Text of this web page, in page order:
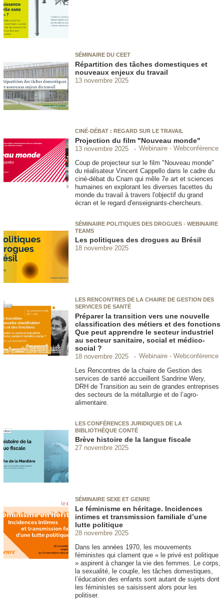
SÉMINAIRE DU CEET
Répartition des tâches domestiques et
nouveaux enjeux du travail
13 novembre 2025
CINÉ-DÉBAT : REGARD SUR LE TRAVAIL
Projection du film "Nouveau monde"
13 novembre 2025
Webinaire - Webconférence
Coup de projecteur sur le film "Nouveau monde"
du réalisateur Vincent Cappello dans le cadre du
ciné-débat du Cnam qui mêle 7e art et sciences
humaines en explorant les diverses facettes du
monde du travail à travers l'objectif du grand
écran et le regard d'enseignants-chercheurs.
SÉMINAIRE POLITIQUES DES DROGUES - WEBINAIRE
TEAMS
Les politiques des drogues au Brésil
18 novembre 2025
LES RENCONTRES DE LA CHAIRE DE GESTION DES
SERVICES DE SANTÉ
Préparer la transition vers une nouvelle
classification des métiers et des fonctions
Que peut apprendre le secteur industriel
au secteur sanitaire, social et médico-
social ?
18 novembre 2025
Webinaire - Webconférence
Les Rencontres de la chaire de Gestion des
services de santé accueillent Sandrine Wery,
DRH de Transition au sein de grandes entreprises
des secteurs de la métallurgie et de l’agro-
alimentaire.
LES CONFÉRENCES JURIDIQUES DE LA
BIBLIOTHÈQUE CONTÉ
Brève histoire de la langue fiscale
27 novembre 2025
SÉMINAIRE SEXE ET GENRE
Le féminisme en héritage. Incidences
intimes et transmission familiale d’une
lutte politique
28 novembre 2025
Dans les années 1970, les mouvements
féministes qui clament que « le privé est politique
» aspirent à changer la vie des femmes. Le corps,
la sexualité, le couple, les tâches domestiques,
l’éducation des enfants sont autant de sujets dont
les féministes se saisissent alors pour les
politiser.